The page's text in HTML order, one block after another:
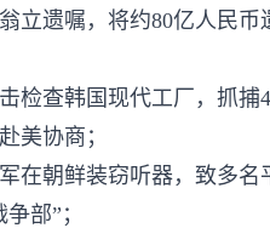
立遗嘱，将约80亿人民
检查韩国现代工厂，抓捕
美协商；
在朝鲜装窃听器，致多
部”；